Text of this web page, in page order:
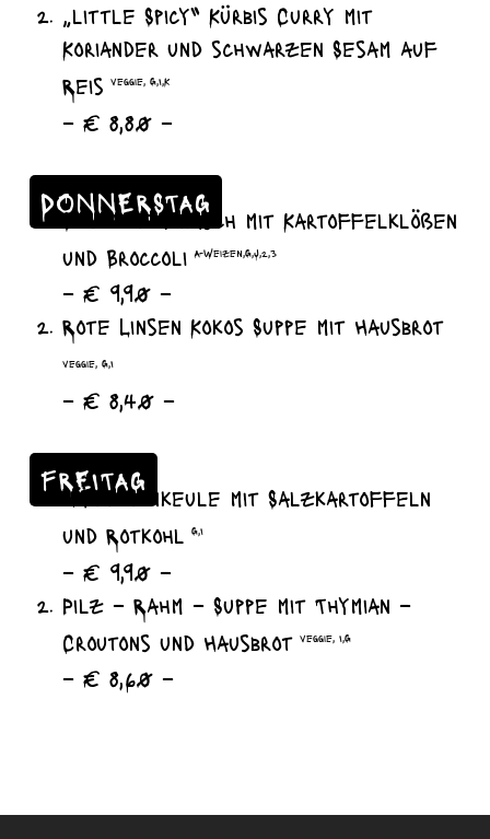
„little Spicy“ Kürbis Curry mit
Koriander und schwarzen Sesam auf
Reis veggie, G,I,K
– € 8,80 –
DONNERSTAG
Schweinegulasch mit Kartoffelklößen
und Broccoli A-Weizen,G,J,2,3
– € 9,90 –
Rote Linsen Kokos Suppe mit Hausbrot
veggie, G,I
– € 8,40 –
FREITAG
Hähnchenkeule mit Salzkartoffeln
und Rotkohl
G,I
– € 9,90 –
Pilz – Rahm – Suppe mit Thymian –
Croutons und Hausbrot veggie, I,G
– € 8,60 –